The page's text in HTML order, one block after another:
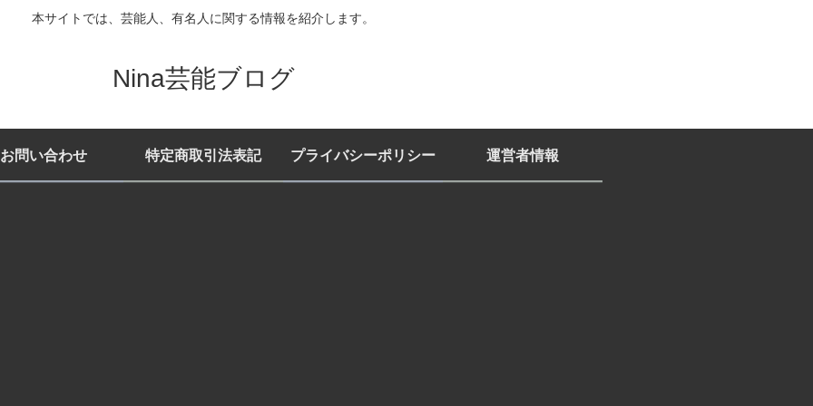
本サイトでは、芸能人、有名人に関する情報を紹介します。
Nina芸能ブログ
お問い合わせ 特定商取引法表記 プライバシーポリシー 運営者情報